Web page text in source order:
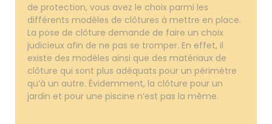
de protection, vous avez le choix parmi les
différents modèles de clôtures à mettre en place.
La pose de clôture demande de faire un choix
judicieux afin de ne pas se tromper. En effet, il
existe des modèles ainsi que des matériaux de
clôture qui sont plus adéquats pour un périmètre
qu’à un autre. Évidemment, la clôture pour un
jardin et pour une piscine n’est pas la même.